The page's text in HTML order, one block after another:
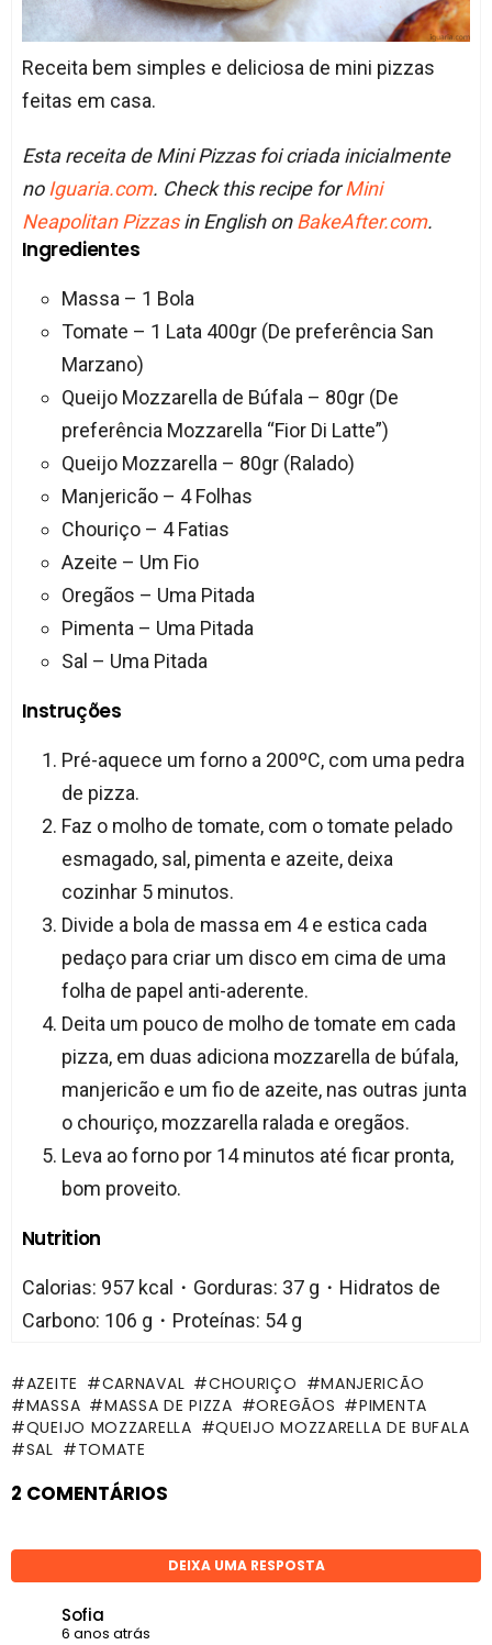
Receita bem simples e deliciosa de mini pizzas
feitas em casa.
Esta receita de Mini Pizzas foi criada inicialmente
no Iguaria.com. Check this recipe forMini
Neapolitan Pizzasin English onBakeAfter.com.
Ingredientes
Massa – 1 Bola
Tomate – 1 Lata 400gr (De preferência San
Marzano)
Queijo Mozzarella de Búfala – 80gr (De
preferência Mozzarella “Fior Di Latte”)
Queijo Mozzarella – 80gr (Ralado)
Manjericão – 4 Folhas
Chouriço – 4 Fatias
Azeite – Um Fio
Oregãos – Uma Pitada
Pimenta – Uma Pitada
Sal – Uma Pitada
Instruções
Pré-aquece um forno a 200ºC, com uma pedra
de pizza.
Faz o molho de tomate, com o tomate pelado
esmagado, sal, pimenta e azeite, deixa
cozinhar 5 minutos.
Divide a bola de massa em 4 e estica cada
pedaço para criar um disco em cima de uma
folha de papel anti-aderente.
Deita um pouco de molho de tomate em cada
pizza, em duas adiciona mozzarella de búfala,
manjericão e um fio de azeite, nas outras junta
o chouriço, mozzarella ralada e oregãos.
Leva ao forno por 14 minutos até ficar pronta,
bom proveito.
Nutrition
Calorias: 957 kcal・Gorduras: 37 g・Hidratos de
Carbono: 106 g・Proteínas: 54 g
AZEITE CARNAVAL CHOURIÇO
MANJERICÃO
MASSA
MASSA DE PIZZA OREGÃOS
PIMENTA
QUEIJO MOZZARELLA
QUEIJO MOZZARELLA DE BUFALA
SAL
TOMATE
2 COMENTÁRIOS
DEIXA UMA RESPOSTA
Sofia
6 anos atrás